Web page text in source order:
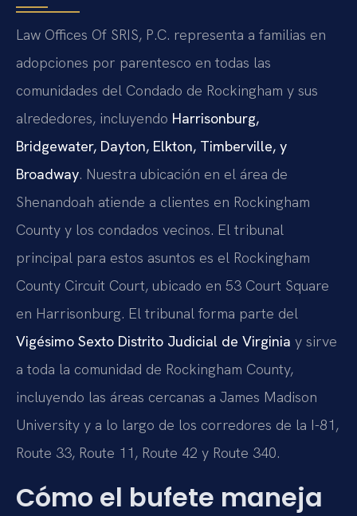
Law Offices Of SRIS, P.C. representa a familias en
adopciones por parentesco en todas las
comunidades del Condado de Rockingham y sus
alrededores, incluyendo Harrisonburg,
Bridgewater, Dayton, Elkton, Timberville, y
Broadway. Nuestra ubicación en el área de
Shenandoah atiende a clientes en Rockingham
County y los condados vecinos. El tribunal
principal para estos asuntos es el Rockingham
County Circuit Court, ubicado en 53 Court Square
en Harrisonburg. El tribunal forma parte del
Vigésimo Sexto Distrito Judicial de Virginia y sirve
a toda la comunidad de Rockingham County,
incluyendo las áreas cercanas a James Madison
University y a lo largo de los corredores de la I-81,
Route 33, Route 11, Route 42 y Route 340.
Cómo el bufete maneja